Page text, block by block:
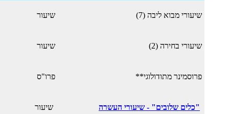
שיעורי מבוא ליבה (7) שיעור
שיעורי בחירה (2) שיעור
פרוסמינר מתודולוגי** פרו"ס
"כלים שלובים" - שיעורי העשרה שיעור